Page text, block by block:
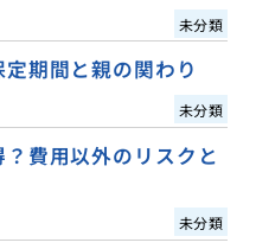
未分類
期間と親の関わり
未分類
費用以外のリスクと
未分類